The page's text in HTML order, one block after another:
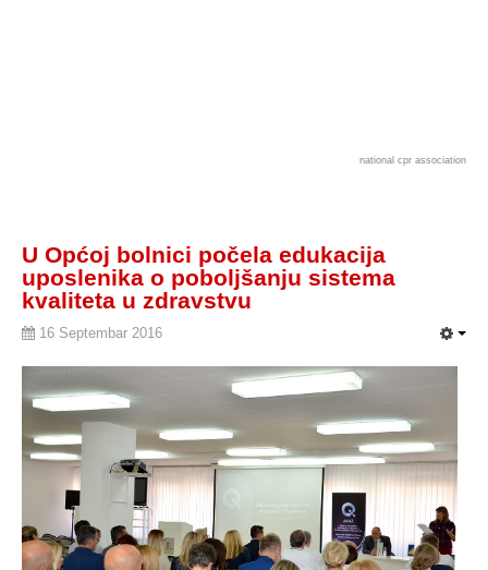
national cpr association
U Općoj bolnici počela edukacija
uposlenika o poboljšanju sistema
kvaliteta u zdravstvu
16 Septembar 2016